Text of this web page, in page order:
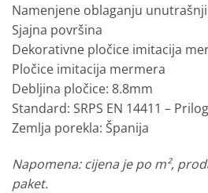
Namenjene oblaganju
Sjajna površina
Dekorativne pločice imitacija
Pločice imitacija mermera
Debljina pločice: 8.8mm
Standard: SRPS EN 14411 –
Zemlja porekla: Španija
Napomena: cijena je po m²,
paket.